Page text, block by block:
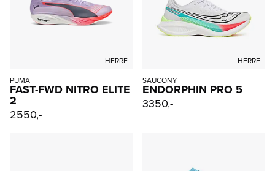
HERRE
PUMA
FAST-FWD NITRO ELITE
2
2550,-
HERRE
SAUCONY
ENDORPHIN PRO 5
3350,-